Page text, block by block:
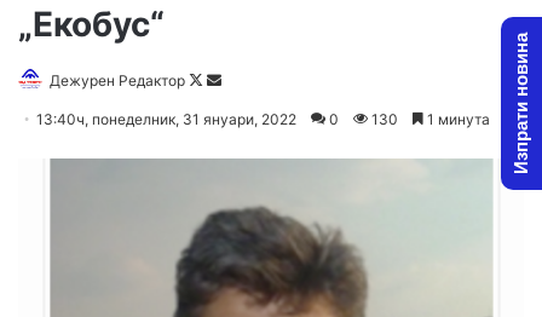
„Екобус“
Дежурен Редактор
F
w
n
n
e
m
13:40ч, понеделник, 31 януари, 2022 0 130 1 минута Изпрати новина